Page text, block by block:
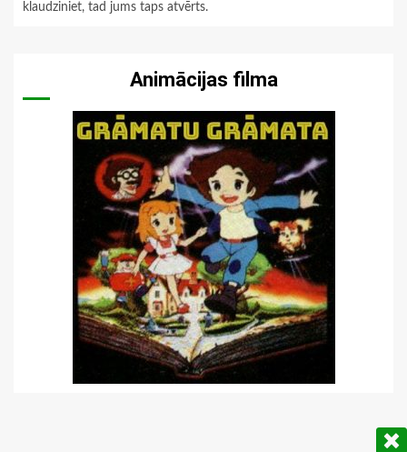
klaudziniet, tad jums taps atvērts.
Animācijas filma